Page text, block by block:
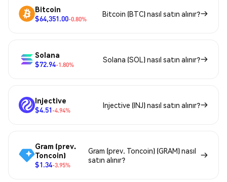
Bitcoin
$64,351.00-0.80%
Bitcoin (BTC) nasıl satın alınır?
Solana
$72.94-1.80%
Solana (SOL) nasıl satın alınır?
Injective
$4.51-4.94%
Injective (INJ) nasıl satın alınır?
Gram (prev.
Toncoin)
$1.34-3.95%
Gram (prev. Toncoin) (GRAM) nasıl
satın alınır?